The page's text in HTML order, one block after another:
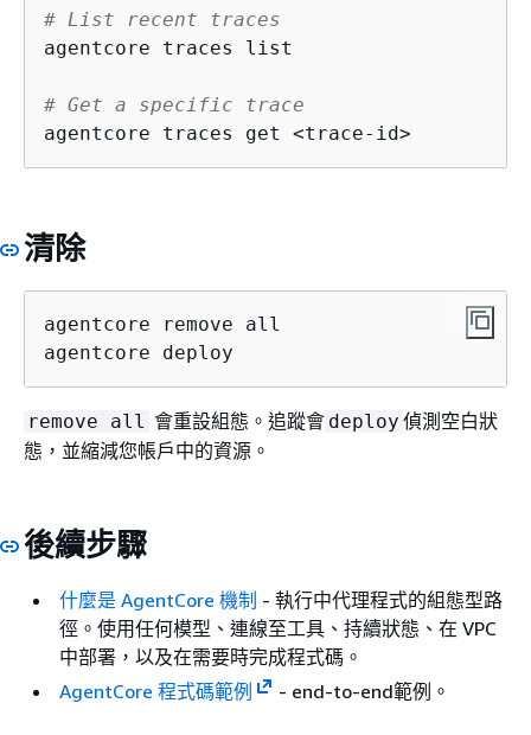
# List recent traces
agentcore traces list
# Get a specific trace
agentcore traces get <trace-id>
清除
agentcore remove all
agentcore deploy
remove all 會重設組態。追蹤會 deploy 偵測空白狀
態，並縮減您帳戶中的資源。
後續步驟
什麼是 AgentCore 機制 - 執行中代理程式的組態型路
徑。使用任何模型、連線至工具、持續狀態、在 VPC
中部署，以及在需要時完成程式碼。
AgentCore 程式碼範例
- end-to-end範例。